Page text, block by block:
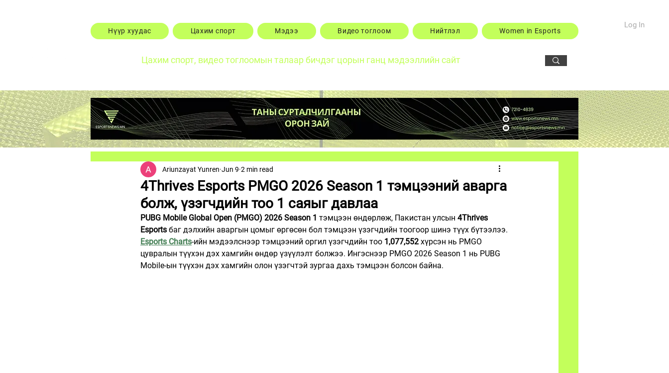
Нүүр хуудас Цахим спорт Мэдээ Видео тоглоом Нийтлэл Women in Esports
Log In
Цахим спорт, видео тоглоомын талаар бичдэг цорын ганц мэдээллийн сайт
4Thrives Esports PMGO 2026 Season 1 тэмцээний аварга
болж, үзэгчдийн тоо 1 саяыг давлаа
Ariunzayat Yunren Jun 9 2 min read
PUBG Mobile Global Open (PMGO) 2026 Season 1 тэмцээн өндөрлөж, Пакистан улсын 4Thrives
Esports баг дэлхийн аваргын цомыг өргөсөн бол тэмцээн үзэгчдийн тоогоор шинэ түүх бүтээлээ.
Esports Charts-ийн мэдээлснээр тэмцээний оргил үзэгчдийн тоо 1,077,552 хүрсэн нь PMGO
цувралын түүхэн дэх хамгийн өндөр үзүүлэлт болжээ. Ингэснээр PMGO 2026 Season 1 нь PUBG
Mobile-ын түүхэн дэх хамгийн олон үзэгчтэй зургаа дахь тэмцээн болсон байна.